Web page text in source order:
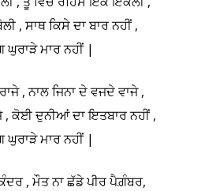
, ਸਾਥ ਕਿਸੇ ਦਾ ਬਾਰ ਨਹੀਂ ,
ਘੁਰਾੜੇ ਮਾਰ ਨਹੀਂ |
, ਨਾਲ ਜਿਨਾ ਦੇ ਵਜਦੇ ਵਾਜੇ ,
, ਕੋਈ ਦੁਨੀਆਂ ਦਾ ਇਤਬਾਰ ਨਹੀਂ ,
ਘੁਰਾੜੇ ਮਾਰ ਨਹੀਂ |
, ਮੌਤ ਨਾ ਛੱਡੇ ਪੀਰ ਪੈਗ਼ੰਬਰ,